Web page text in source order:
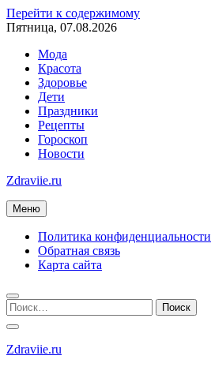
Перейти к содержимому
Пятница, 07.08.2026
Мода
Красота
Здоровье
Дети
Праздники
Рецепты
Гороскоп
Новости
Zdraviie.ru
Меню
Политика конфиденциальности
Обратная связь
Карта сайта
Zdraviie.ru